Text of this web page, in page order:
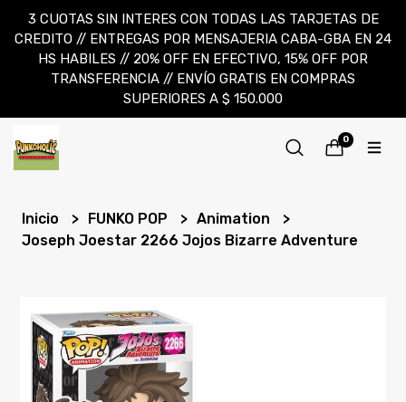
3 CUOTAS SIN INTERES CON TODAS LAS TARJETAS DE
CREDITO // ENTREGAS POR MENSAJERIA CABA-GBA EN 24
HS HABILES // 20% OFF EN EFECTIVO, 15% OFF POR
TRANSFERENCIA // ENVÍO GRATIS EN COMPRAS
SUPERIORES A $ 150.000
0
Inicio FUNKO POP
Animation
Joseph Joestar 2266 Jojos Bizarre Adventure